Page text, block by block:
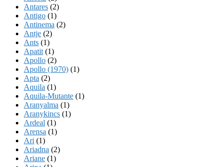
Antares (2)
Antigo (1)
Antinema (2)
Antje (2)
Ants (1)
Apatit (1)
Apollo (2)
Apollo (1970) (1)
Apta (2)
Aquila (1)
Aquila-Mutante (1)
Aranyalma (1)
Aranykincs (1)
Ardeal (1)
Arensa (1)
Ari (1)
Ariadna (2)
Ariane (1)